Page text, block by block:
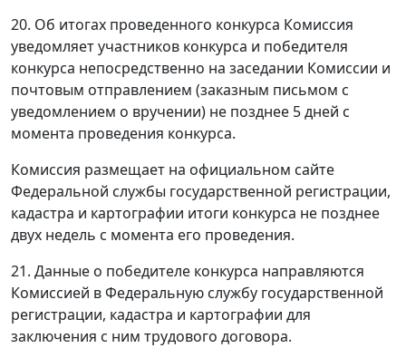
20. Об итогах проведенного конкурса Комиссия
уведомляет участников конкурса и победителя
конкурса непосредственно на заседании Комиссии и
почтовым отправлением (заказным письмом с
уведомлением о вручении) не позднее 5 дней с
момента проведения конкурса.
Комиссия размещает на официальном сайте
Федеральной службы государственной регистрации,
кадастра и картографии итоги конкурса не позднее
двух недель с момента его проведения.
21. Данные о победителе конкурса направляются
Комиссией в Федеральную службу государственной
регистрации, кадастра и картографии для
заключения с ним трудового договора.